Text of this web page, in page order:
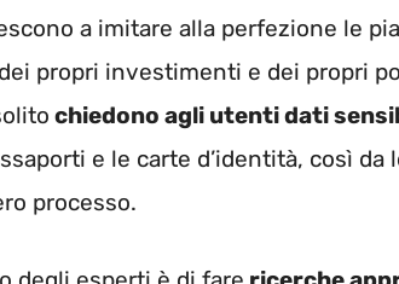
a imitare alla perfezione le
propri investimenti e dei propri
chiedono agli utenti dati
e le carte d’identità, così
processo.